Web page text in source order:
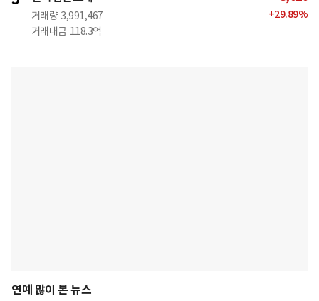
거래량 3,991,467
거래대금 118.3억
+29.89%
연예 많이 본 뉴스